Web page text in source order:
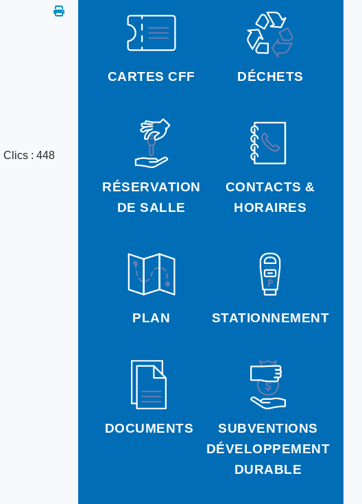
CARTES CFF DÉCHETS
RÉSERVATION
DE SALLE
CONTACTS &
HORAIRES
PLAN STATIONNEMENT
DOCUMENTS
SUBVENTIONS
DÉVELOPPEMENT
DURABLE
Clics: 448